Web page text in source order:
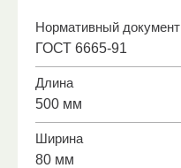
Нормативный документ
ГОСТ 6665-91
Длина
500 мм
Ширина
80 мм